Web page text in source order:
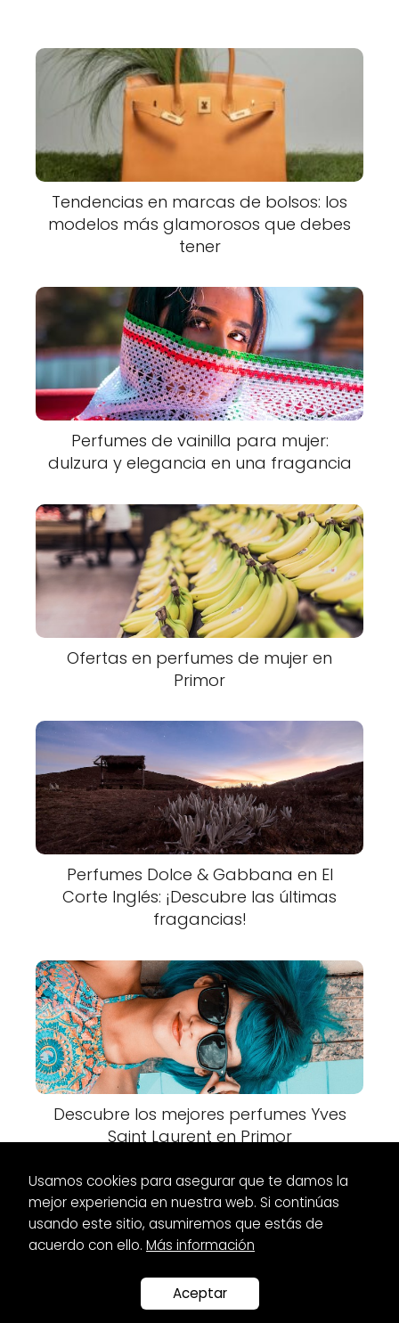
Tendencias en marcas de bolsos: los
modelos más glamorosos que debes
tener
Perfumes de vainilla para mujer:
dulzura y elegancia en una fragancia
Ofertas en perfumes de mujer en
Primor
Perfumes Dolce & Gabbana en El
Corte Inglés: ¡Descubre las últimas
fragancias!
Descubre los mejores perfumes Yves
Saint Laurent en Primor
Los perfumes más sexys para hombres:
¡Descubre los aromas más seductores!
Usamos cookies para asegurar que te damos la
mejor experiencia en nuestra web. Si continúas
usando este sitio, asumiremos que estás de
acuerdo con ello. Más información
Aceptar